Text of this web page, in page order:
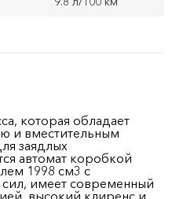
которая обладает
и вместительным
заядлых
автомат коробкой
1998 см3 с
имеет современный